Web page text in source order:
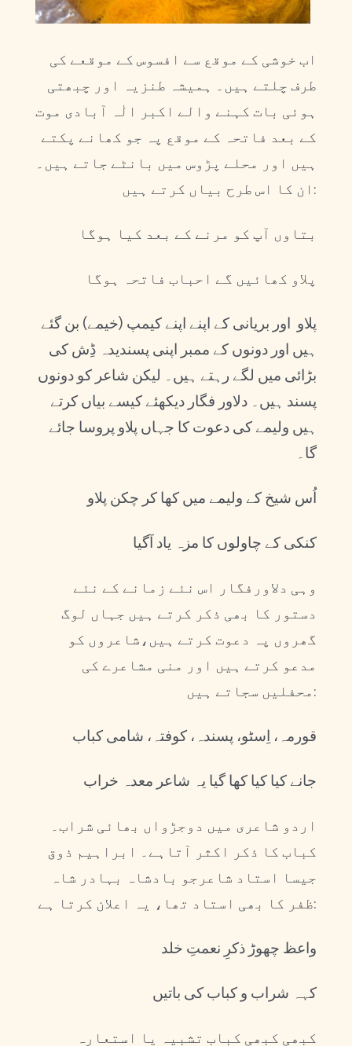
اب خوشی کے موقع سے افسوس کے موقعے کی
طرف چلتے ہیں۔ ہمیشہ طنزیہ اور چبھتی
ہوئی بات کہنے والے اکبر الٰہ آبادی موت
کے بعد فاتحہ کے موقع پہ جو کھانے پکتے
ہیں اور محلے پڑوس میں بانٹے جاتے ہیں۔
ان کا اس طرح بیاں کرتے ہیں:
بتاوں آپ کو مرنے کے بعد کیا ہوگا
پلاو کھائیں گے احباب فاتحہ ہوگا
پلاو اور بریانی کے اپنے اپنے کیمپ (خیمے) بن گئے
ہیں اور دونوں کے ممبر اپنی پسندیدہ ڈِش کی
بڑائی میں لگے رہتے ہیں۔ لیکن شاعر کو دونوں
پسند ہیں۔ دلاور فگار دیکھئے کیسے بیاں کرتے
ہیں ولیمے کی دعوت کا جہاں پلاو پروسا جائے
گا۔
اُس شیخ کے ولیمے میں کھا کر چکن پلاو
کنکی کے چاولوں کا مزہ یاد آگیا
وہی دلاورفگار اس نئے زمانے کے نئے
دستور کا بھی ذکر کرتے ہیں جہاں لوگ
گھروں پہ دعوت کرتے ہیں،شاعروں کو
مدعو کرتے ہیں اور منی مشاعرے کی
محفلیں سجاتے ہیں:
قورمہ، اِسٹو، پسندہ، کوفتہ، شامی کباب
جانے کیا کیا کھا گیا یہ شاعر معدہ خراب
اردو شاعری میں دوجڑواں بھائی شراب۔
کباب کا ذکر اکثر آتاہے۔ ابراہیم ذوق
جیسا استاد شاعرجو بادشاہ بہادر شاہ
ظفر کا بھی استاد تھا، یہ اعلان کرتا ہے:
واعظ چھوڑ ذکرِ نعمتِ خلد
کہہ شراب و کباب کی باتیں
کبھی کبھی کباب تشبیہ یا استعارہ